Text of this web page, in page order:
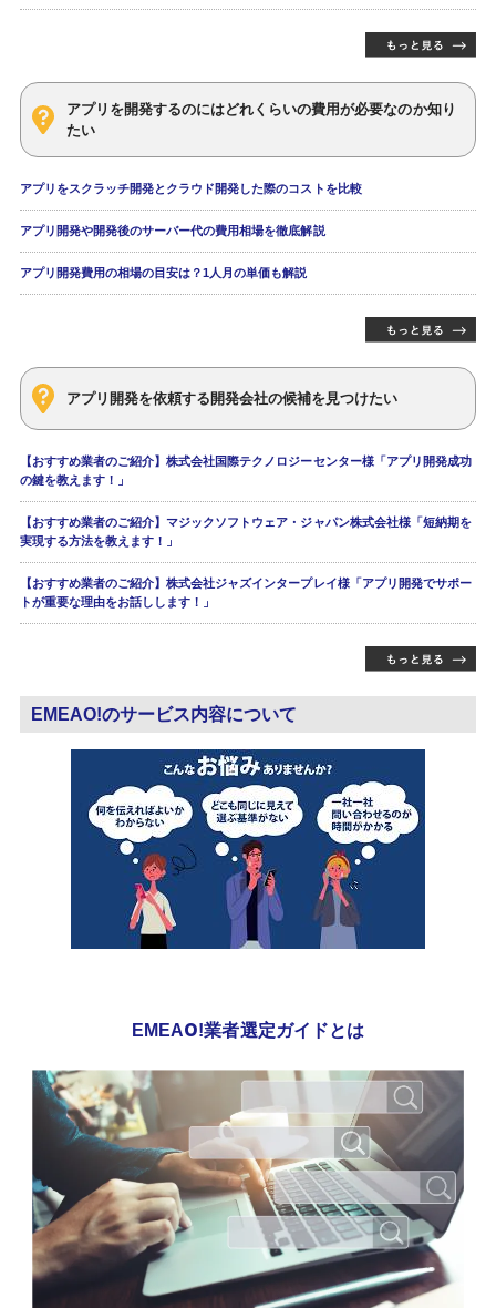
アプリを開発するのにはどれくらいの費用が必要なのか知り
たい
アプリをスクラッチ開発とクラウド開発した際のコストを比較
アプリ開発や開発後のサーバー代の費用相場を徹底解説
アプリ開発費用の相場の目安は？1人月の単価も解説
アプリ開発を依頼する開発会社の候補を見つけたい
【おすすめ業者のご紹介】株式会社国際テクノロジーセンター様「アプリ開発成功
の鍵を教えます！」
【おすすめ業者のご紹介】マジックソフトウェア・ジャパン株式会社様「短納期を
実現する方法を教えます！」
【おすすめ業者のご紹介】株式会社ジャズインタープレイ様「アプリ開発でサポー
トが重要な理由をお話しします！」
EMEAO!のサービス内容について
EMEAO!業者選定ガイドとは